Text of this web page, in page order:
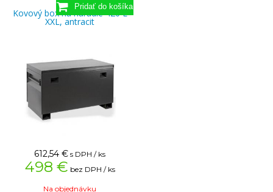
Kovový box na náradie 420 L
XXL, antracit
612,54 € s DPH / ks
498 € bez DPH / ks
Na objednávku